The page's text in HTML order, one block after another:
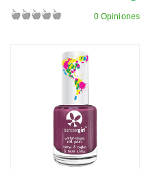
0 Opiniones